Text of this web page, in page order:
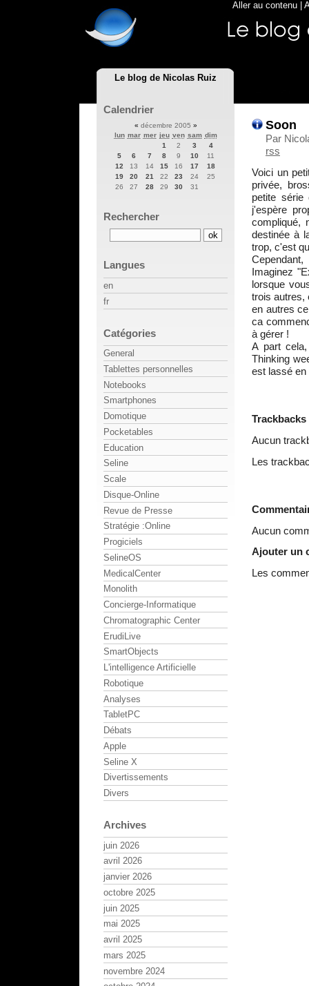
Le blog de Nicolas Ruiz
Aller au contenu
Soon
Par
rss
Voici un
privée,
petite série
j'espère
compliqué,
destinée à
trop, c'est
Imaginez
lorsque
trois autres,
en autres
ca
à gérer !
A part
Thinking
est lassé
Trackbacks
Aucun
Les
Aucun
Ajouter un
Les
Calendrier
« décembre 2005 »
lun mar mer jeu ven sam dim
1
2 3
4
5
6 7 8 9 10
11
12
13 14 15 16 17
18
19
20 21 22 23 24
25
26
27 28 29 30 31
Rechercher
Langues
en
fr
Catégories
General
Tablettes personnelles
Notebooks
Smartphones
Domotique
Pocketables
Education
Seline
Scale
Disque-Online
Revue de Presse
Stratégie :Online
Progiciels
SelineOS
MedicalCenter
Monolith
Concierge-Informatique
Chromatographic Center
ErudiLive
SmartObjects
L'intelligence Artificielle
Robotique
Analyses
TabletPC
Débats
Apple
Seline X
Divertissements
Divers
Archives
juin 2026
avril 2026
janvier 2026
octobre 2025
juin 2025
mai 2025
avril 2025
mars 2025
novembre 2024